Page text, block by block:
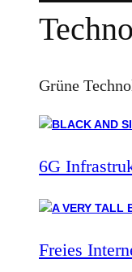
Grüne
6G
Freies